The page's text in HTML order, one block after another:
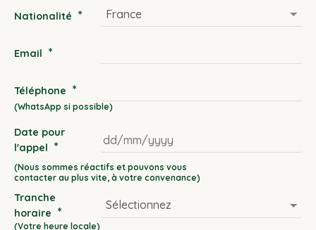
Nationalité *
Email *
Téléphone *
Date pour
l'appel *
DD
slash
MM
slash
Tranche
horaire *